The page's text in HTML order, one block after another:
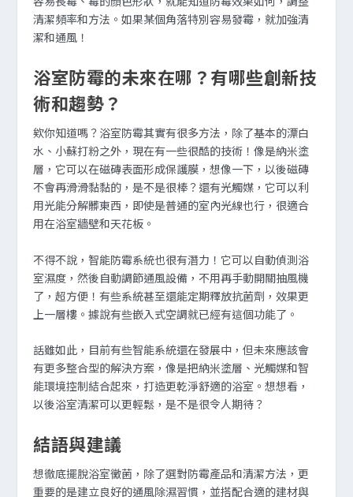
清潔頻率和方法。如果某個角落特別容易發霉，就加強清
潔和通風！
浴室防霉的未來在哪？有哪些創新技
術和趨勢？
欸你知道嗎？浴室防霉其實有很多方法，除了基本的漂白
水、小蘇打粉之外，現在有一些很酷的技術！像是納米塗
層，它可以在磁磚表面形成保護膜，想像一下，以後磁磚
不會再滑滑黏黏的，是不是很棒？還有光觸媒，它可以利
用光能分解髒東西，即使是普通的室內光線也行，很適合
用在浴室牆壁和天花板。
不得不說，智能防霉系統也很有潛力！它可以自動偵測浴
室濕度，然後自動調節通風設備，不用再手動開關抽風機
了，超方便！有些系統甚至還能定期釋放抗菌劑，效果更
上一層樓。據說有些嵌入式空調就已經有這個功能了。
話雖如此，目前有些智能系統還在發展中，但未來應該會
有更多整合型的解決方案，像是把納米塗層、光觸媒和智
能環境控制結合起來，打造更乾淨舒適的浴室。想想看，
以後浴室清潔可以更輕鬆，是不是很令人期待？
結語與建議
想徹底擺脫浴室黴菌，除了選對防霉產品和清潔方法，更
重要的是建立良好的通風除濕習慣，並搭配合適的建材與